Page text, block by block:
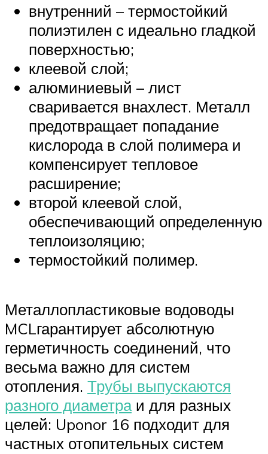
внутренний – термостойкий
полиэтилен с идеально гладкой
поверхностью;
клеевой слой;
алюминиевый – лист
сваривается внахлест. Металл
предотвращает попадание
кислорода в слой полимера и
компенсирует тепловое
расширение;
второй клеевой слой,
обеспечивающий определенную
теплоизоляцию;
термостойкий полимер.
Металлопластиковые водоводы
MCLгарантирует абсолютную
герметичность соединений, что
весьма важно для систем
отопления. Трубы выпускаются
разного диаметраи для разных
целей: Uponor 16 подходит для
частных отопительных систем